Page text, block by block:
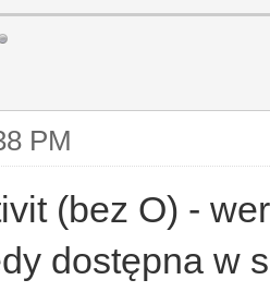
PM
(bez O) -
dostępna w